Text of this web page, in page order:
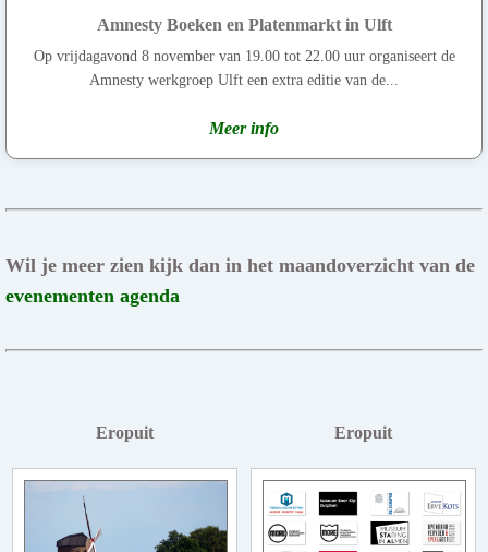
Amnesty Boeken en Platenmarkt in Ulft
Op vrijdagavond 8 november van 19.00 tot 22.00 uur organiseert de
Amnesty werkgroep Ulft een extra editie van de...
Meer info
Wil je meer zien kijk dan in het maandoverzicht van de
evenementen agenda
Eropuit Eropuit